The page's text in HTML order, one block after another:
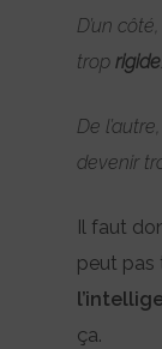
D’un
trop rigide.
De
devenir
Il faut
peut pas
ça.